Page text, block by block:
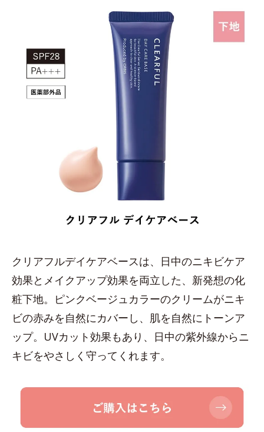
クリアフルデイケアベースは、日中のニキビケア
効果とメイクアップ効果を両立した、新発想の化
粧下地。ピンクベージュカラーのクリームがニキ
ビの赤みを自然にカバーし、肌を自然にトーンア
ップ。UVカット効果もあり、日中の紫外線からニ
キビをやさしく守ってくれます。